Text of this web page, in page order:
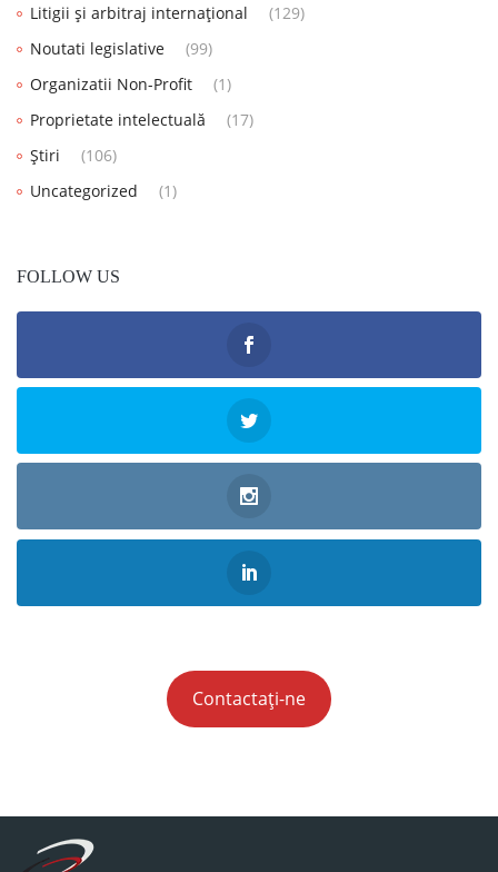
Litigii și arbitraj internațional
(129)
Noutati legislative
(99)
Organizatii Non-Profit
(1)
Proprietate intelectuală
(17)
Știri
(106)
Uncategorized
(1)
FOLLOW US
Contactați-ne